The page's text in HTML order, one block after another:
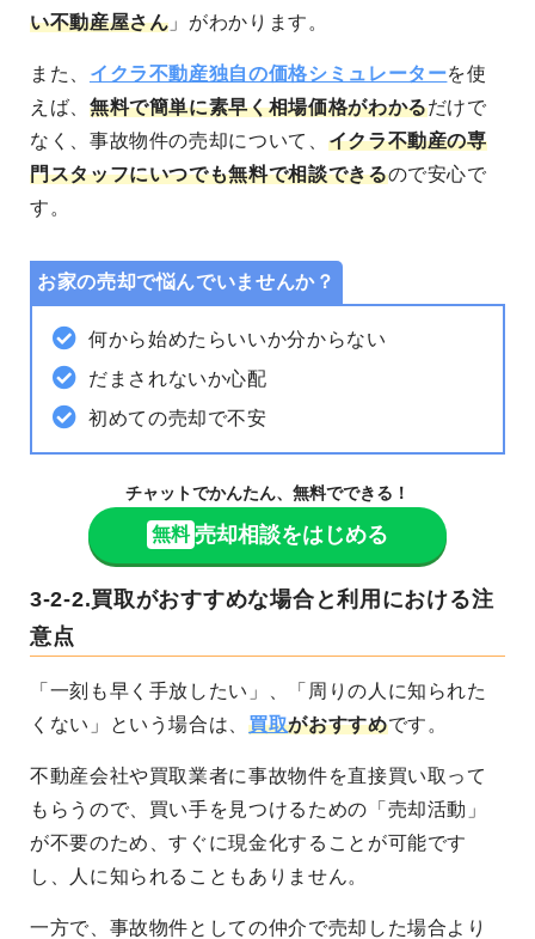
い不動産屋さん 」がわかります。
また、 イクラ不動産独自の価格シミュレーターを使
えば、 無料で簡単に素早く相場価格がわかるだけで
なく、事故物件の売却について、 イクラ不動産の専
門スタッフにいつでも無料で相談できるので安心で
す。
お家の売却で悩んでいませんか？
何から始めたらいいか分からない
だまされないか心配
初めての売却で不安
チャットでかんたん、無料でできる！
無料 売却相談をはじめる
3-2-2.買取がおすすめな場合と利用における注
意点
「一刻も早く手放したい」、「周りの人に知られた
くない」という場合は、買取がおすすめです。
不動産会社や買取業者に事故物件を直接買い取って
もらうので、買い手を見つけるための「売却活動」
が不要のため、すぐに現金化することが可能です
し、人に知られることもありません。
一方で、事故物件としての仲介で売却した場合より